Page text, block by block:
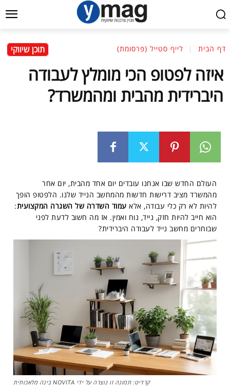
דף הבית לייף סטייל (פרסומת) תוכן שיווקי
איזה לפטופ הכי מומלץ לעבודה
היברידית מהבית ומהמשרד?
העולם החדש שבו אנחנו עובדים יום אחד מהבית, יום אחר
מהמשרד מציב דרישות חדשות מהמחשב הנייד שלנו. הלפטופ הופך
להיות לא רק כלי עבודה, אלא עמוד השדרה של השגרה המקצועית:
הוא חייב להיות חזק, נייד, נוח ואמין. אז מה חשוב לדעת לפני
שבוחרים מחשב נייד לעבודה היברידית?
קרדיט: תמונה זו נוצרה על ידי NOVITA בינה מלאכותית